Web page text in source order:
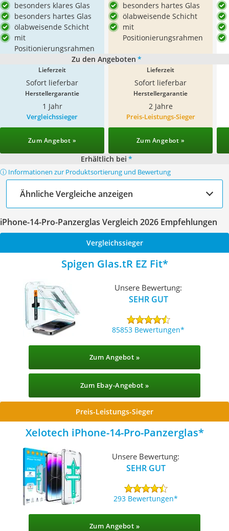
besonders klares Glas
besonders hartes Glas
ölabweisende Schicht
mit
Positionierungsrahmen
besonders hartes Glas
ölabweisende Schicht
mit
Positionierungsrahmen
Zu den Angeboten *
Lieferzeit
Sofort lieferbar
Lieferzeit
Sofort lieferbar
Herstellergarantie
1 Jahr
Herstellergarantie
2 Jahre
Vergleichssieger
Zum Angebot »
Preis-Leistungs-Sieger
Zum Angebot »
Erhältlich bei *
ⓘ Informationen zur Produktsortierung und Bewertung
Ähnliche Vergleiche anzeigen
iPhone-14-Pro-Panzerglas Vergleich 2026 Empfehlungen
Vergleichssieger
Spigen Glas.tR EZ Fit
Unsere Bewertung:
SEHR GUT
85853 Bewertungen
Zum Angebot »
Zum Ebay-Angebot »
Preis-Leistungs-Sieger
Xelotech iPhone-14-Pro-Panzerglas
Unsere Bewertung:
SEHR GUT
293 Bewertungen
Zum Angebot »